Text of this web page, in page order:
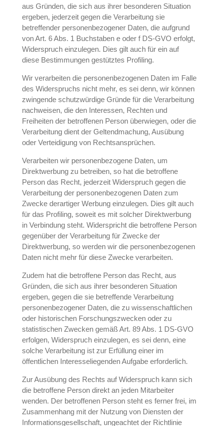
aus Gründen, die sich aus ihrer besonderen Situation
ergeben, jederzeit gegen die Verarbeitung sie
betreffender personenbezogener Daten, die aufgrund
von Art. 6 Abs. 1 Buchstaben e oder f DS-GVO erfolgt,
Widerspruch einzulegen. Dies gilt auch für ein auf
diese Bestimmungen gestütztes Profiling.
Wir verarbeiten die personenbezogenen Daten im Falle
des Widerspruchs nicht mehr, es sei denn, wir können
zwingende schutzwürdige Gründe für die Verarbeitung
nachweisen, die den Interessen, Rechten und
Freiheiten der betroffenen Person überwiegen, oder die
Verarbeitung dient der Geltendmachung, Ausübung
oder Verteidigung von Rechtsansprüchen.
Verarbeiten wir personenbezogene Daten, um
Direktwerbung zu betreiben, so hat die betroffene
Person das Recht, jederzeit Widerspruch gegen die
Verarbeitung der personenbezogenen Daten zum
Zwecke derartiger Werbung einzulegen. Dies gilt auch
für das Profiling, soweit es mit solcher Direktwerbung
in Verbindung steht. Widerspricht die betroffene Person
gegenüber der Verarbeitung für Zwecke der
Direktwerbung, so werden wir die personenbezogenen
Daten nicht mehr für diese Zwecke verarbeiten.
Zudem hat die betroffene Person das Recht, aus
Gründen, die sich aus ihrer besonderen Situation
ergeben, gegen die sie betreffende Verarbeitung
personenbezogener Daten, die zu wissenschaftlichen
oder historischen Forschungszwecken oder zu
statistischen Zwecken gemäß Art. 89 Abs. 1 DS-GVO
erfolgen, Widerspruch einzulegen, es sei denn, eine
solche Verarbeitung ist zur Erfüllung einer im
öffentlichen Interesseliegenden Aufgabe erforderlich.
Zur Ausübung des Rechts auf Widerspruch kann sich
die betroffene Person direkt an jeden Mitarbeiter
wenden. Der betroffenen Person steht es ferner frei, im
Zusammenhang mit der Nutzung von Diensten der
Informationsgesellschaft, ungeachtet der Richtlinie